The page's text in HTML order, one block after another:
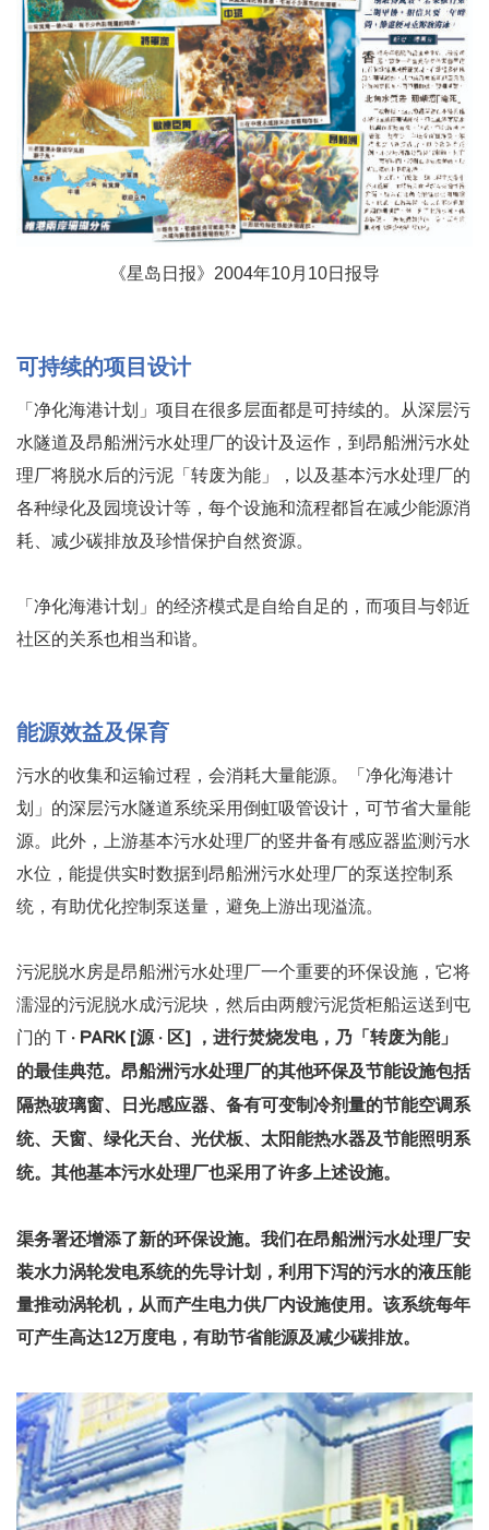
《星岛日报》2004年10月10日报导
可持续的项目设计
「净化海港计划」项目在很多层面都是可持续的。从深层污
水隧道及昂船洲污水处理厂的设计及运作，到昂船洲污水处
理厂将脱水后的污泥「转废为能」，以及基本污水处理厂的
各种绿化及园境设计等，每个设施和流程都旨在减少能源消
耗、减少碳排放及珍惜保护自然资源。
「净化海港计划」的经济模式是自给自足的，而项目与邻近
社区的关系也相当和谐。
能源效益及保育
污水的收集和运输过程，会消耗大量能源。「净化海港计
划」的深层污水隧道系统采用倒虹吸管设计，可节省大量能
源。此外，上游基本污水处理厂的竖井备有感应器监测污水
水位，能提供实时数据到昂船洲污水处理厂的泵送控制系
统，有助优化控制泵送量，避免上游出现溢流。
污泥脱水房是昂船洲污水处理厂一个重要的环保设施，它将
濡湿的污泥脱水成污泥块，然后由两艘污泥货柜船运送到屯
门的 T · PARK [源 · 区] ，进行焚烧发电，乃「转废为能」
的最佳典范。昂船洲污水处理厂的其他环保及节能设施包括
隔热玻璃窗、日光感应器、备有可变制冷剂量的节能空调系
统、天窗、绿化天台、光伏板、太阳能热水器及节能照明系
统。其他基本污水处理厂也采用了许多上述设施。
渠务署还增添了新的环保设施。我们在昂船洲污水处理厂安
装水力涡轮发电系统的先导计划，利用下泻的污水的液压能
量推动涡轮机，从而产生电力供厂内设施使用。该系统每年
可产生高达12万度电，有助节省能源及减少碳排放。